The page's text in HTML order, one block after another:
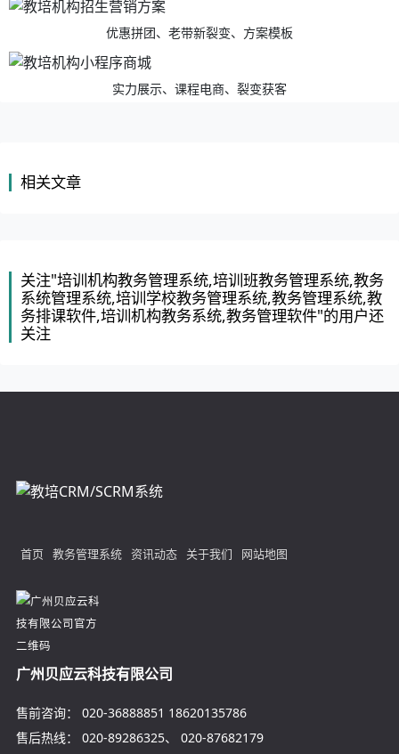
优惠拼团、老带新裂变、方案模板
实力展示、课程电商、裂变获客
相关文章
关注"培训机构教务管理系统,培训班教务管理系统,教务
系统管理系统,培训学校教务管理系统,教务管理系统,教
务排课软件,培训机构教务系统,教务管理软件"的用户还
关注
首页 教务管理系统 资讯动态 关于我们 网站地图
广州贝应云科技有限公司
售前咨询： 020-36888851 18620135786
售后热线：
020-89286325、 020-87682179